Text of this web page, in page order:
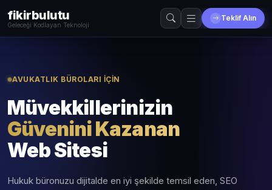
fikirbulutu
Geleceği Kodlayan Teknoloji
Teklif Alın
AVUKATLIK BÜROLARI İÇIN
Müvekkillerinizin
Güvenini Kazanan
Web Sitesi
Hukuk büronuzu dijitalde en iyi şekilde temsil eden, SEO